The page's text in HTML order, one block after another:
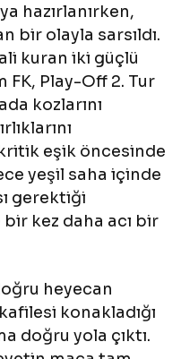
hazırlanırken,
bir olayla sarsıldı.
kuran iki güçlü
FK, Play-Off 2. Tur
kozlarını
eşik öncesinde
yeşil saha içinde
gerektiği
kez daha acı bir
heyecan
konakladığı
doğru yola çıktı.